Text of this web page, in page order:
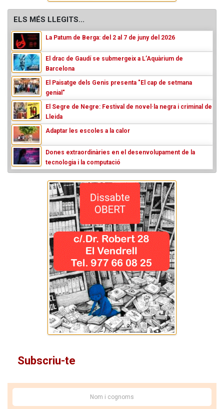
ELS MÉS LLEGITS...
La Patum de Berga: del 2 al 7 de juny del 2026
El drac de Gaudí se submergeix a L’Aquàrium de
Barcelona
El Paisatge dels Genis presenta "El cap de setmana
genial"
El Segre de Negre: Festival de novel·la negra i criminal de
Lleida
Adaptar les escoles a la calor
Dones extraordinàries en el desenvolupament de la
tecnologia i la computació
Subscriu-te